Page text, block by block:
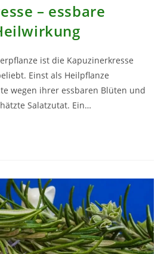
– essbare
ist die Kapuzinerkresse
Einst als Heilpflanze
wegen ihrer essbaren Blüten und
Salatzutat. Ein…